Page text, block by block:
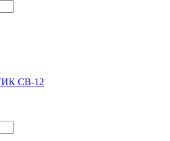
СВ-12